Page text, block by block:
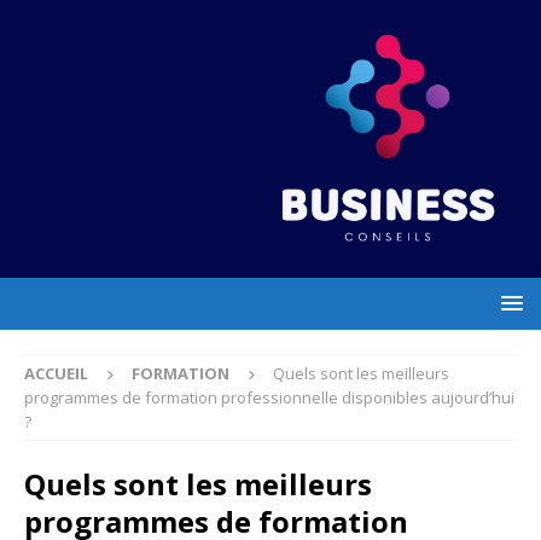
ACCUEIL FORMATION
Quels sont les meilleurs
programmes de formation professionnelle disponibles aujourd’hui
?
Quels sont les meilleurs
programmes de formation